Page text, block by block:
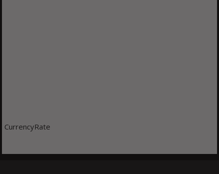
CurrencyRate